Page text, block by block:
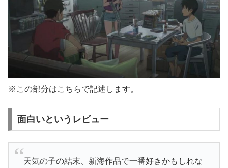
※この部分はこちらで記述します。
面白いというレビュー
天気の子の結末、新海作品で一番好きかもしれな